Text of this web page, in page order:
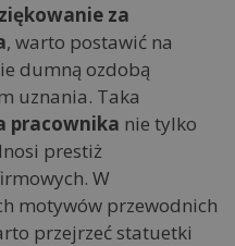
za
, warto postawić na
dumną ozdobą
uznania. Taka
pracownika nie tylko
prestiż
W
motywów przewodnich
przejrzeć statuetki